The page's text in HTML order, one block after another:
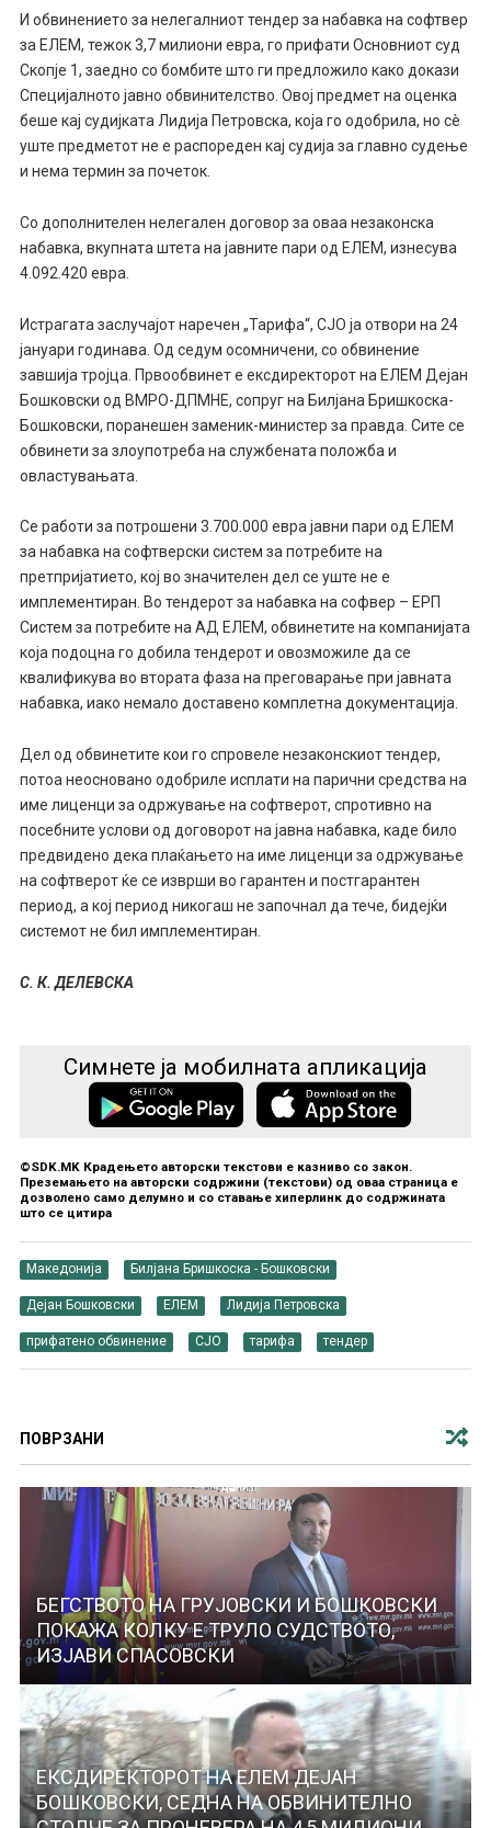
И обвинението за нелегалниот тендер за набавка на софтвер
за ЕЛЕМ, тежок 3,7 милиони евра, го прифати Основниот суд
Скопје 1, заедно со бомбите што ги предложило како докази
Специјалното јавно обвинителство. Овој предмет на оценка
беше кај судијката Лидија Петровска, која го одобрила, но сè
уште предметот не е распореден кај судија за главно судење
и нема термин за почеток.
Со дополнителен нелегален договор за оваа незаконска
набавка, вкупната штета на јавните пари од ЕЛЕМ, изнесува
4.092.420 евра.
Истрагата заслучајот наречен „Тарифа“, СЈО ја отвори на 24
јануари годинава. Од седум осомничени, со обвинение
завшија тројца. Првообвинет е ексдиректорот на ЕЛЕМ Дејан
Бошковски од ВМРО-ДПМНЕ, сопруг на Билјана Бришкоска-
Бошковски, поранешен заменик-министер за правда. Сите се
обвинети за злоупотреба на службената положба и
овластувањата.
Се работи за потрошени 3.700.000 евра јавни пари од ЕЛЕМ
за набавка на софтверски систем за потребите на
претпријатието, кој во значителен дел се уште не е
имплементиран. Во тендерот за набавка на софвер – ЕРП
Систем за потребите на АД ЕЛЕМ, обвинетите на компанијата
која подоцна го добила тендерот и овозможиле да се
квалификува во втората фаза на преговарање при јавната
набавка, иако немало доставено комплетна документација.
Дел од обвинетите кои го спровеле незаконскиот тендер,
потоа неосновано одобриле исплати на парични средства на
име лиценци за одржување на софтверот, спротивно на
посебните услови од договорот на јавна набавка, каде било
предвидено дека плаќањето на име лиценци за одржување
на софтверот ќе се изврши во гарантен и постгарантен
период, а кој период никогаш не започнал да тече, бидејќи
системот не бил имплементиран.
С. К. ДЕЛЕВСКА
Симнете ја мобилната апликација
©SDK.MK Крадењето авторски текстови е казниво со закон.
Преземањето на авторски содржини (текстови) од оваа страница е
дозволено само делумно и со ставање хиперлинк до содржината
што се цитира
Македонија Билјана Бришкоска - Бошковски
Дејан Бошковски ЕЛЕМ Лидија Петровска
прифатено обвинение СЈО тарифа тендер
ПОВРЗАНИ
БЕГСТВОТО НА ГРУЈОВСКИ И БОШКОВСКИ
ПОКАЖА КОЛКУ Е ТРУЛО СУДСТВОТО,
ИЗЈАВИ СПАСОВСКИ
ЕКСДИРЕКТОРОТ НА ЕЛЕМ ДЕЈАН
БОШКОВСКИ, СЕДНА НА ОБВИНИТЕЛНО